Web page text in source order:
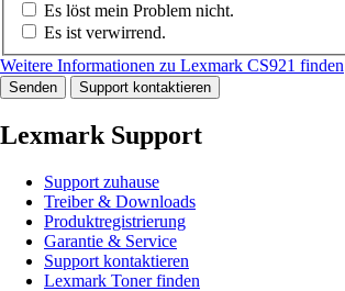
Es löst mein Problem nicht.
Es ist verwirrend.
Weitere Informationen zu Lexmark CS921 finden
Senden Support kontaktieren
Lexmark Support
Support zuhause
Treiber & Downloads
Produktregistrierung
Garantie & Service
Support kontaktieren
Lexmark Toner finden